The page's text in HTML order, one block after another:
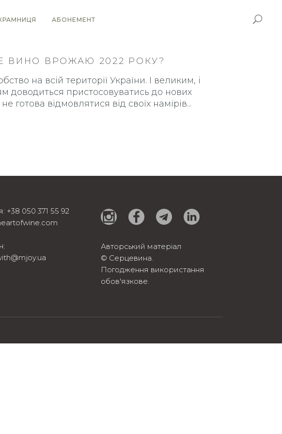
АБОНЕМЕНТ
ВИНО ВРОЖАЮ 2022 РОКУ?
на всій території України. І великим, і
доводиться пристосовуватись до нових
готова відмовлятися від своїх намірів
+38 050 371 55 92
Авторський матеріал
© Серцевина.
Погодження використання
обов'язкове.